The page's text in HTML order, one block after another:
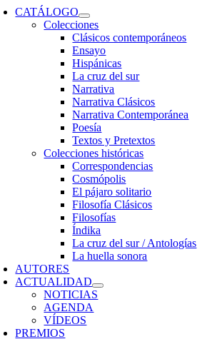
CATÁLOGO
Colecciones
Clásicos contemporáneos
Ensayo
Hispánicas
La cruz del sur
Narrativa
Narrativa Clásicos
Narrativa Contemporánea
Poesía
Textos y Pretextos
Colecciones históricas
Correspondencias
Cosmópolis
El pájaro solitario
Filosofía Clásicos
Filosofías
Índika
La cruz del sur / Antologías
La huella sonora
AUTORES
ACTUALIDAD
NOTICIAS
AGENDA
VÍDEOS
PREMIOS